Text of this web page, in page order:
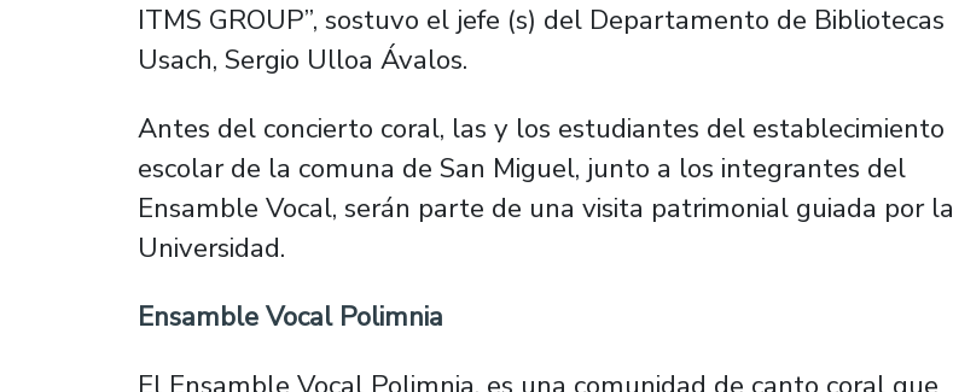
ITMS GROUP”, sostuvo el jefe (s) del Departamento de Bibliotecas
Usach, Sergio Ulloa Ávalos.
Antes del concierto coral, las y los estudiantes del establecimiento
escolar de la comuna de San Miguel, junto a los integrantes del
Ensamble Vocal, serán parte de una visita patrimonial guiada por la
Universidad.
Ensamble Vocal Polimnia